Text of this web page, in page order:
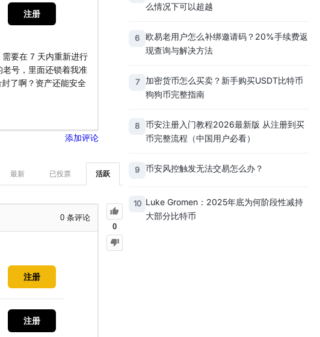
注册
要在 7 天内重新进行
号，里面还锁着我准
了啊？资产还能安全
添加评论
活跃
已投票
最新
0
0 条评论
注册
注册
么情况下可以超越
6
欧易老用户怎么补绑邀请码？20%手续费返
现查询与解决方法
7
加密货币怎么买卖？新手购买USDT比特币
狗狗币完整指南
8
币安注册入门教程2026最新版 从注册到买
币完整流程（中国用户必看）
9 币安风控触发无法交易怎么办？
10 Luke Gromen：2025年底为何阶段性减持
大部分比特币